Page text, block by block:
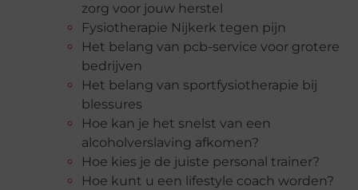
zorg voor jouw herstel
Fysiotherapie Nijkerk tegen pijn
Het belang van pcb-service voor grotere
bedrijven
Het belang van sportfysiotherapie bij
blessures
Hoe kan je het snelst van een
alcoholverslaving afkomen?
Hoe kies je de juiste personal trainer?
Hoe kunt u een lifestyle coach worden?